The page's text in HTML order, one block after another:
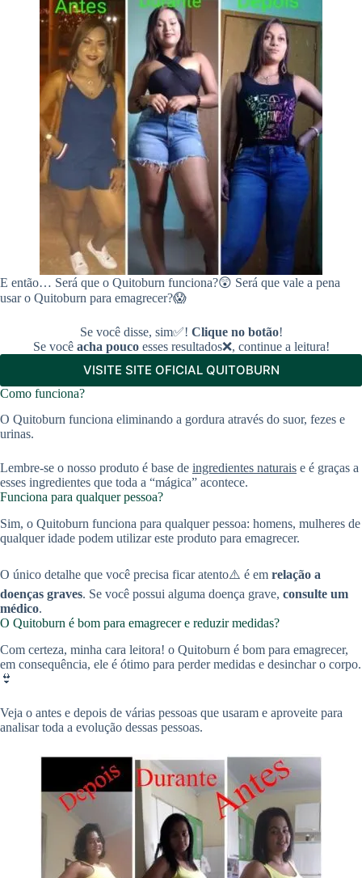
E então… Será que o Quitoburn funciona?😲 Será que vale a pena
usar o Quitoburn para emagrecer?😱
Se você disse, sim✅! Clique no botão!
Se você acha poucoesses resultados❌, continue a leitura!
VISITE SITE OFICIAL QUITOBURN
Como funciona?
O Quitoburn funciona eliminando a gordura através do suor, fezes e
urinas.
Lembre-se o nosso produto é base de ingredientes naturais e é graças a
esses ingredientes que toda a “mágica” acontece.
Funciona para qualquer pessoa?
Sim, o Quitoburn funciona para qualquer pessoa: homens, mulheres de
qualquer idade podem utilizar este produto para emagrecer.
O único detalhe que você precisa ficar atento⚠️ é em relação a
doenças graves. Se você possui alguma doença grave, consulte um
médico.
O Quitoburn é bom para emagrecer e reduzir medidas?
Com certeza, minha cara leitora! o Quitoburn é bom para emagrecer,
em consequência, ele é ótimo para perder medidas e desinchar o corpo.
👙
Veja o antes e depois de várias pessoas que usaram e aproveite para
analisar toda a evolução dessas pessoas.